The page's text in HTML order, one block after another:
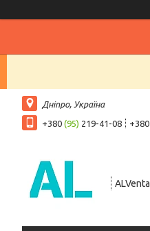
Дніпро, Україна
+380 (95) 219-41-08 +380
ALVenta